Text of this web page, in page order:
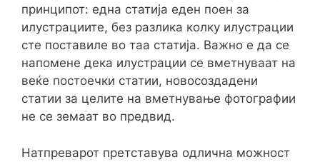
принципот: една статија еден поен за
илустрациите, без разлика колку илустрации
сте поставиле во таа статија. Важно е да се
напомене дека илустрации се вметнуваат на
веќе постоечки статии, новосоздадени
статии за целите на вметнување фотографии
не се земаат во предвид.
Натпреварот претставува одлична можност